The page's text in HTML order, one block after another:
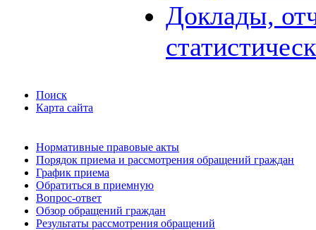
Доклады,
Поиск
Карта сайта
Нормативные правовые акты
Порядок приема и рассмотрения обращений граждан
График приема
Обратиться в приемную
Вопрос-ответ
Обзор обращений граждан
Результаты рассмотрения обращений